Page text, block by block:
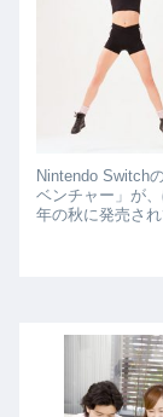
Nintendo Switch
ベンチャー」が、
年の秋に発売さ